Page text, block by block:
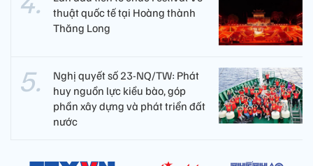
thuật quốc tế tại Hoàng thành
Thăng Long
Nghị quyết số 23-NQ/TW: Phát
huy nguồn lực kiều bào, góp
phần xây dựng và phát triển đất
nước